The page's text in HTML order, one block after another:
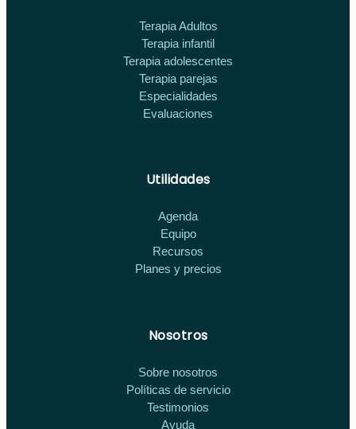
Terapia Adultos
Terapia infantil
Terapia adolescentes
Terapia parejas
Especialidades
Evaluaciones
Utilidades
Agenda
Equipo
Recursos
Planes y precios
Nosotros
Sobre nosotros
Políticas de servicio
Testimonios
Ayuda